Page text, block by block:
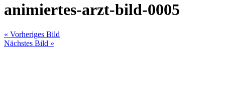
animiertes-arzt-bild-0005
« Vorheriges Bild
Nächstes Bild »